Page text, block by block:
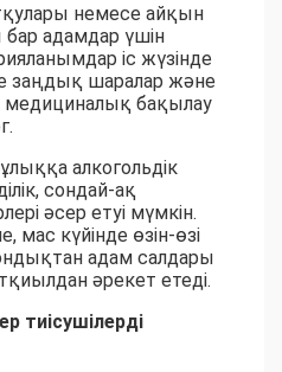
немесе айқын
адамдар үшін
іс жүзінде
заңдық шаралар және
медициналық бақылау
алкогольдік
сондай-ақ
әсер етуі мүмкін.
мас күйінде өзін-өзі
адам салдары
әрекет етеді.
тиісушілерді